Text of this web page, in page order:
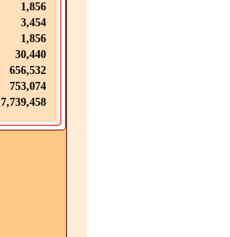
1,856
3,454
1,856
30,440
656,532
753,074
7,739,458